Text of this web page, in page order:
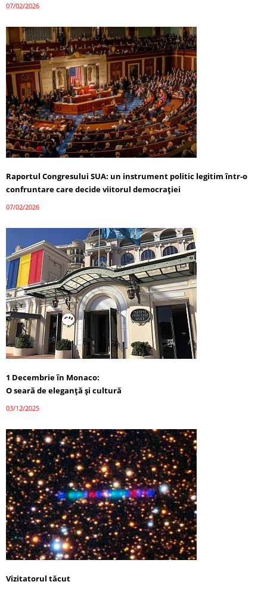
07/02/2026
Raportul Congresului SUA: un instrument politic legitim într-o
confruntare care decide viitorul democrației
07/02/2026
1 Decembrie în Monaco:
O seară de eleganță și cultură
03/12/2025
Vizitatorul tăcut